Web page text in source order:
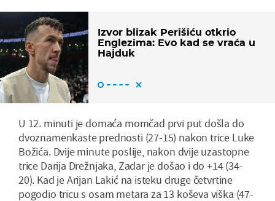
Izvor blizak Perišiću otkrio
Englezima: Evo kad se vraća u
Hajduk
U 12. minuti je domaća momčad prvi put došla do
dvoznamenkaste prednosti (27-15) nakon trice Luke
Božića. Dvije minute poslije, nakon dvije uzastopne
trice Darija Drežnjaka, Zadar je došao i do +14 (34-
20). Kad je Arijan Lakić na isteku druge četvrtine
pogodio tricu s osam metara za 13 koševa viška (47-